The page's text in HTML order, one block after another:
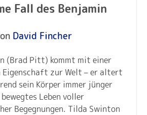
Fall des Benjamin
David Fincher
(Brad Pitt) kommt mit einer
Eigenschaft zur Welt – er altert
sein Körper immer jünger
Leben voller
Begegnungen. Tilda Swinton